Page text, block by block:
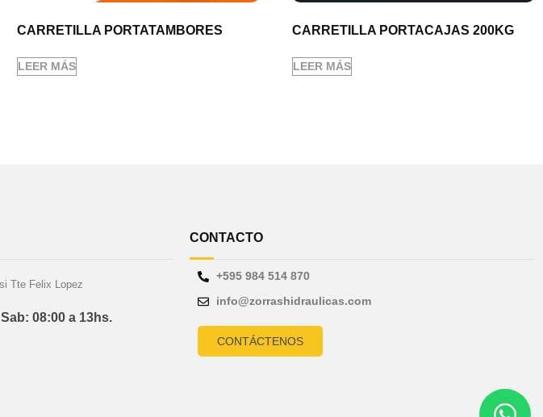
CARRETILLA PORTATAMBORES
LEER MÁS
CARRETILLA PORTACAJAS 200KG
LEER MÁS
Tte Felix Lopez
08:00 a 13hs.
CONTACTO
+595 984 514 870
info@zorrashidraulicas.com
CONTÁCTENOS